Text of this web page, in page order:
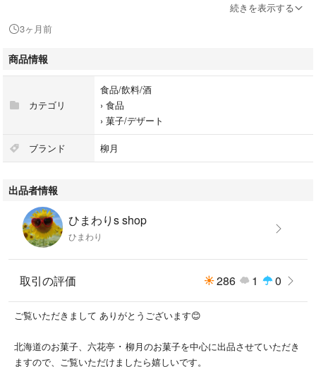
◆箱のまま ゆうパケットプラスの箱にお入れし、常温でのお届けとなり
ます。
◆発送中の割れや潰れ、気温による溶けなどにご理解いただける方のみ、
宜しくお願い致します。
続きを表示する
3ヶ月前
商品情報
カテゴリ
食品/飲料/酒
› 食品
› 菓子/デザート
ブランド 柳月
出品者情報
ひまわりs shop
ひまわり
取引の評価 286 1 0
ご覧いただきまして ありがとうございます😊
北海道のお菓子、六花亭 ･ 柳月のお菓子を中心に出品させていただき
ますので、ご覧いただけましたら嬉しいです。